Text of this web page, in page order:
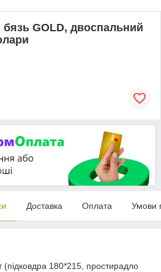
бязь GOLD, двоспальний
Доставка Оплата Умови
180*215, простирадло